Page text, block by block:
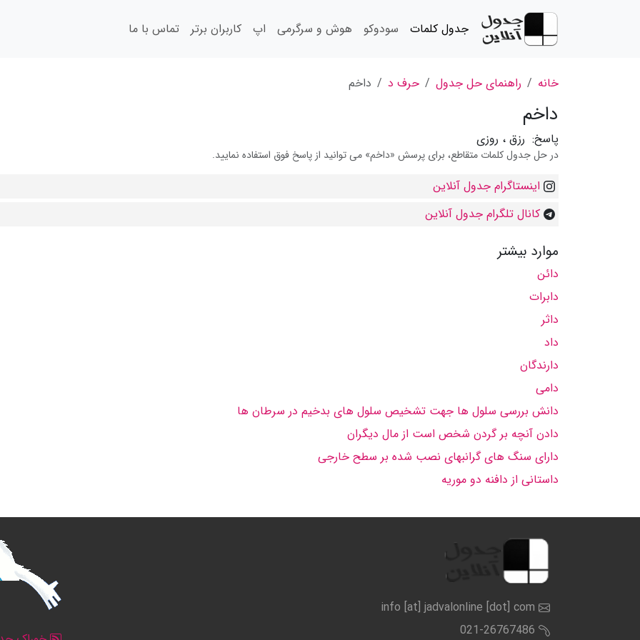
جدول کلمات سودوکو هوش و سرگرمی اپ کاربران برتر تماس با ما
خانه راهنمای حل جدول حرف د داخم
داخم
پاسخ: رزق ، روزی
در حل جدول کلمات متقاطع، برای پرسش «داخم» می توانید از پاسخ فوق استفاده نمایید.
اینستاگرام جدول آنلاین
کانال تلگرام جدول آنلاین
موارد بیشتر
دائن
دابرات
داثر
داد
دارندگان
دامی
دانش بررسی سلول ها جهت تشخیص سلول های بدخیم در سرطان ها
دادن آنچه بر گردن شخص است از مال دیگران
دارای سنگ های گرانبهای نصب شده بر سطح خارجی
داستانی از دافنه دو موریه
info [at] jadvalonline [dot] com
021-26767486